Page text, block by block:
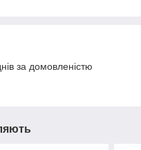
за домовленістю